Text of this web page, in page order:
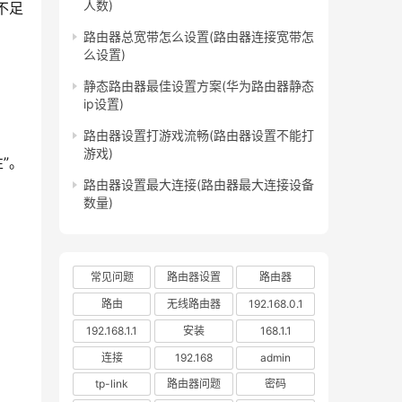
人数)
路由器总宽带怎么设置(路由器连接宽带怎
么设置)
静态路由器最佳设置方案(华为路由器静态
ip设置)
路由器设置打游戏流畅(路由器设置不能打
游戏)
路由器设置最大连接(路由器最大连接设备
数量)
常见问题 路由器设置
路由器
路由
无线路由器
192.168.0.1
192.168.1.1
安装
168.1.1
连接
192.168
admin
tp-link
路由器问题 密码